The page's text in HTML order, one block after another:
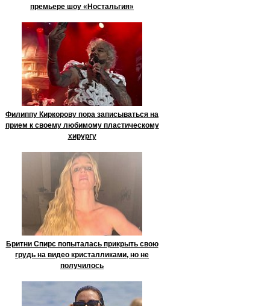
премьере шоу «Ностальгия»
Филиппу Киркорову пора записываться на
прием к своему любимому пластическому
хирургу
Бритни Спирс попыталась прикрыть свою
грудь на видео кристалликами, но не
получилось